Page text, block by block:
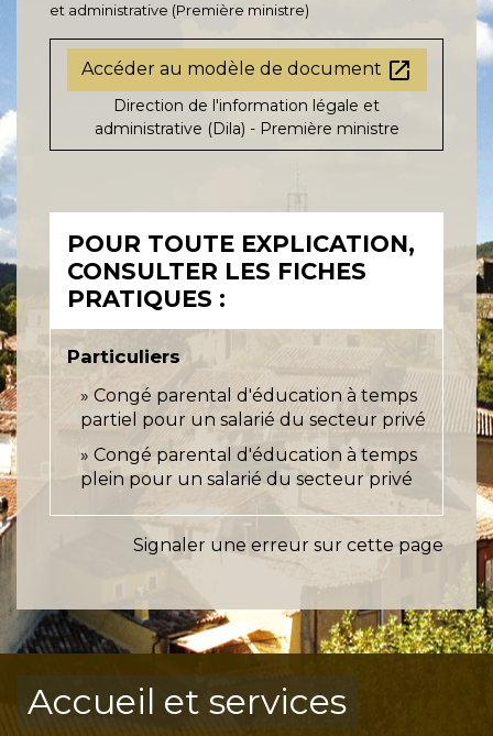
et administrative (Première ministre)
Accéder au modèle de document open_in_new
Direction de l'information légale et
administrative (Dila) - Première ministre
POUR TOUTE EXPLICATION,
CONSULTER LES FICHES
PRATIQUES :
Particuliers
Congé parental d'éducation à temps
partiel pour un salarié du secteur privé
Congé parental d'éducation à temps
plein pour un salarié du secteur privé
Signaler une erreur sur cette page
Accueil et services